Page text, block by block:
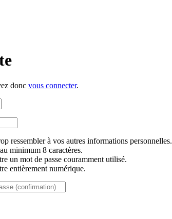
donc vous connecter.
ressembler à vos autres informations personnelles.
minimum 8 caractères.
un mot de passe couramment utilisé.
entièrement numérique.